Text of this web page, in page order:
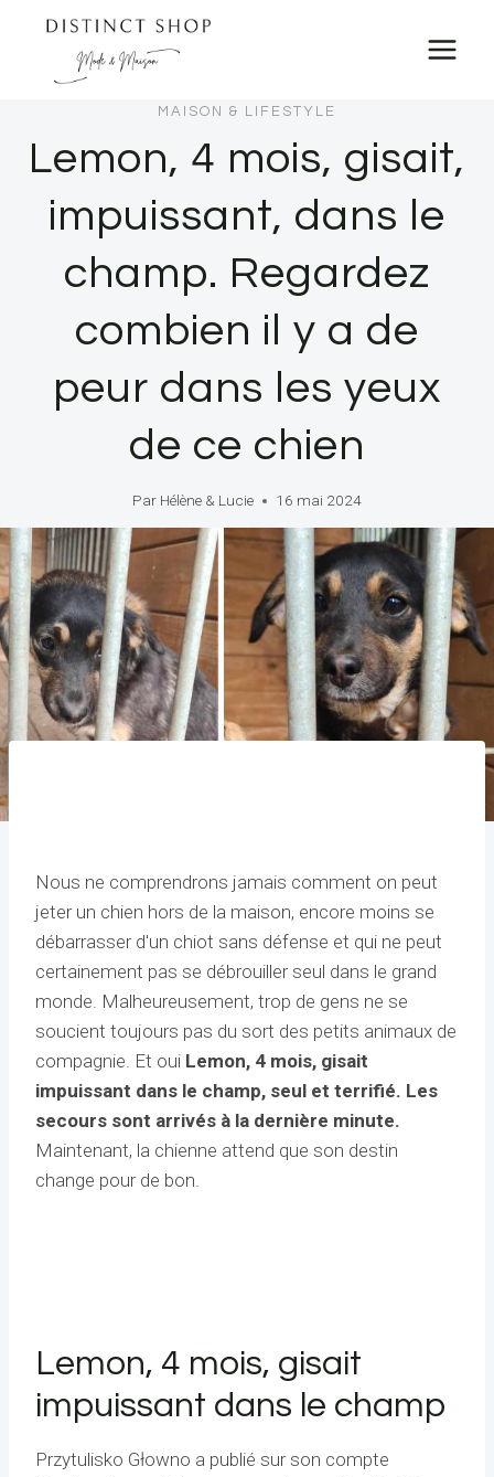
MAISON & LIFESTYLE
Lemon, 4 mois, gisait,
impuissant, dans le
champ. Regardez
combien il y a de
peur dans les yeux
de ce chien
Par Hélène & Lucie 16 mai 2024
Nous ne comprendrons jamais comment on peut
jeter un chien hors de la maison, encore moins se
débarrasser d'un chiot sans défense et qui ne peut
certainement pas se débrouiller seul dans le grand
monde. Malheureusement, trop de gens ne se
soucient toujours pas du sort des petits animaux de
compagnie. Et oui Lemon, 4 mois, gisait
impuissant dans le champ, seul et terrifié. Les
secours sont arrivés à la dernière minute.
Maintenant, la chienne attend que son destin
change pour de bon.
Lemon, 4 mois, gisait
impuissant dans le champ
Przytulisko Głowno a publié sur son compte